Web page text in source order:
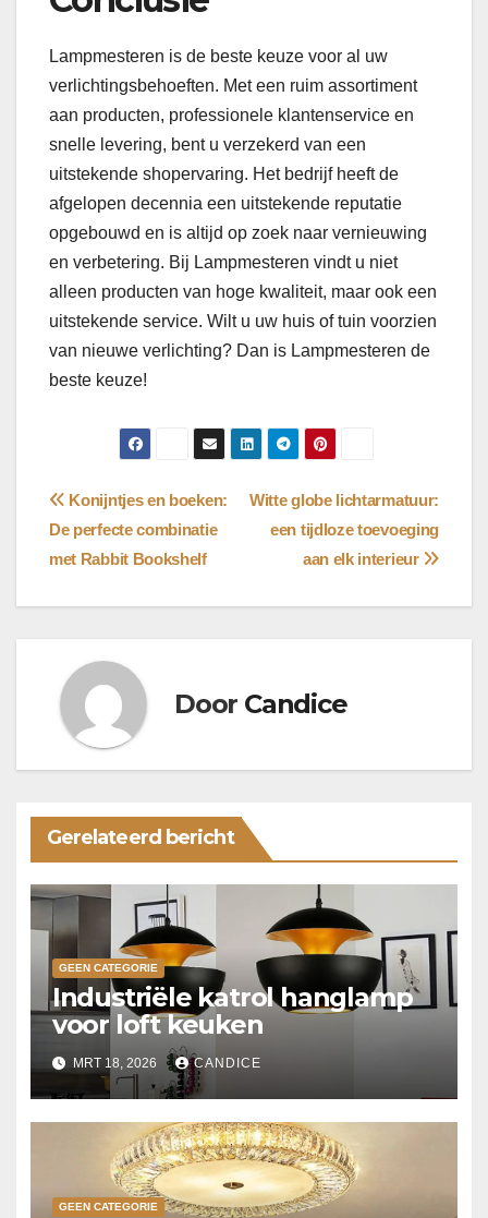
Lampmesteren is de beste keuze voor al uw
verlichtingsbehoeften. Met een ruim assortiment
aan producten, professionele klantenservice en
snelle levering, bent u verzekerd van een
uitstekende shopervaring. Het bedrijf heeft de
afgelopen decennia een uitstekende reputatie
opgebouwd en is altijd op zoek naar vernieuwing
en verbetering. Bij Lampmesteren vindt u niet
alleen producten van hoge kwaliteit, maar ook een
uitstekende service. Wilt u uw huis of tuin voorzien
van nieuwe verlichting? Dan is Lampmesteren de
beste keuze!
Bericht
navigatie
Witte globe lichtarmatuur:
een tijdloze toevoeging
aan elk interieur
Konijntjes en boeken:
De perfecte combinatie
met Rabbit Bookshelf
Door Candice
Gerelateerd bericht
GEEN CATEGORIE
Industriële katrol hanglamp
voor loft keuken
MRT 18, 2026 CANDICE
GEEN CATEGORIE